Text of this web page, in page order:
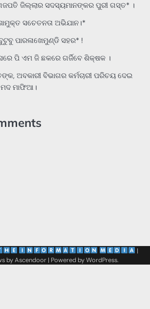
ଜିଲ୍ଲାର ସଦସ୍ୟମାନଙ୍କର ପୁରୀ ଗସ୍ତ* ।
ସଚେତନତା ଅଭିଯାନ।*
ପାରଳାଖେମୁଣ୍ଡି ସହର* !
ପି ଏମ ଜି ଛକରେ ଗର୍ଜିବେ ଶିକ୍ଷକ ।
ଅବକାରୀ ବିଭାଗର କର୍ମଚାରୀ ପରିଚୟ ଦେଇ
ମଦ ମାଫିଆ।
|
byAscendoor| Powered byWordPress.